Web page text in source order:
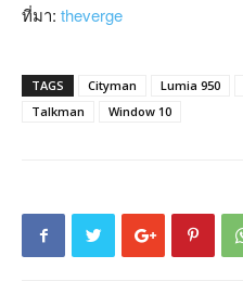
ที่มา: theverge
TAGS Cityman Lumia 950
Talkman
Window 10